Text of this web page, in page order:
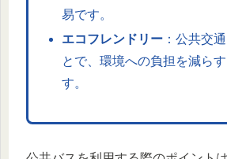
易です。
エコフレンドリー：公共交
とで、環境への負担を減ら
す。